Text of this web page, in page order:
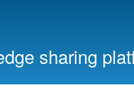
sharing